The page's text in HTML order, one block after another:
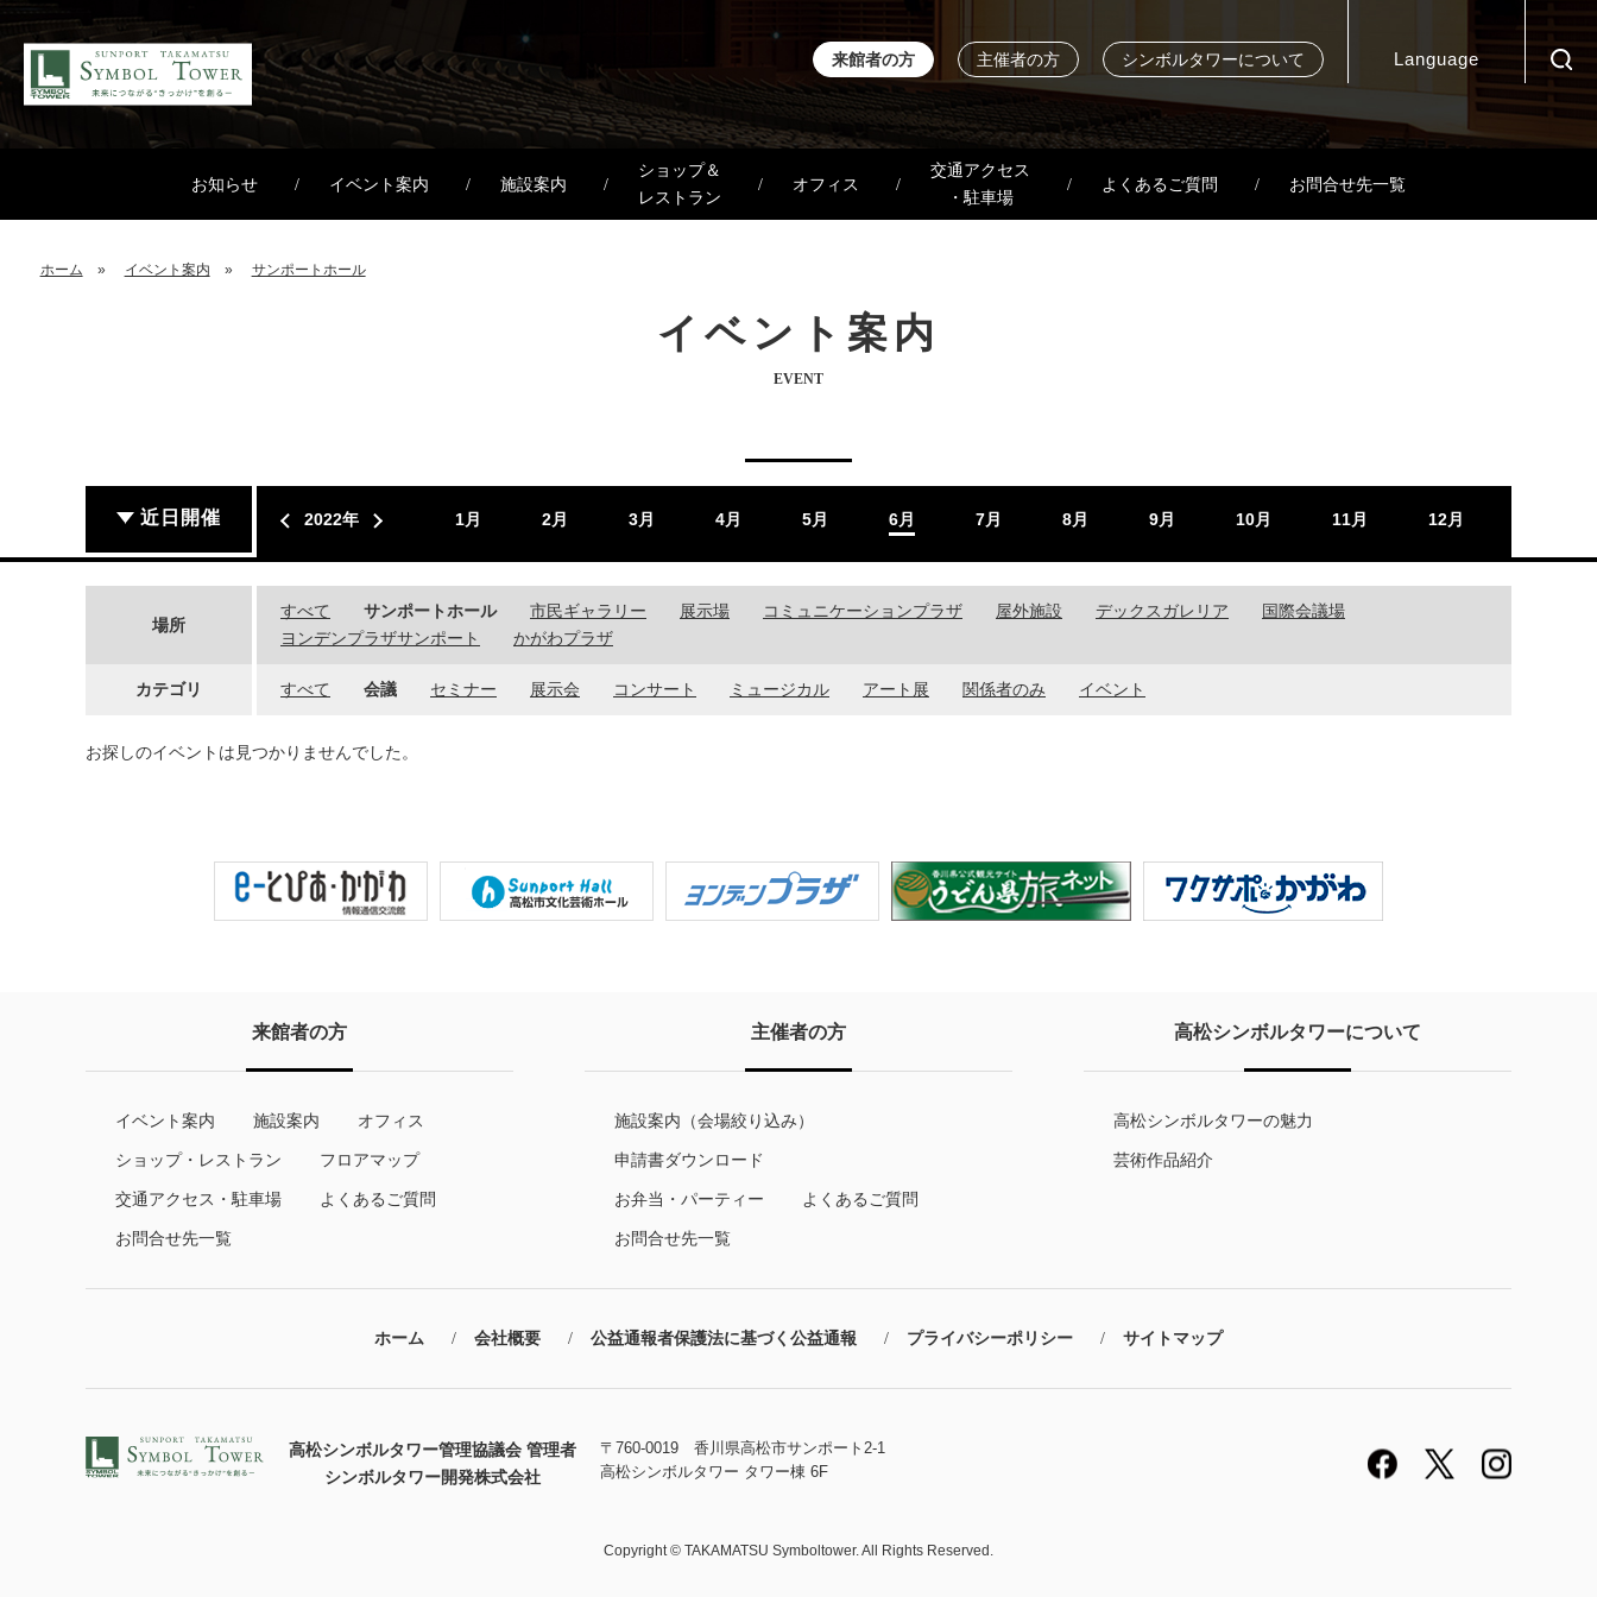
来館者の方 主催者の方 シンボルタワーについて Language
お知らせ イベント案内 施設案内
ショップ＆
レストラン
オフィス
交通アクセス
・駐車場
よくあるご質問 お問合せ先一覧
ホーム イベント案内 サンポートホール
イベント案内
EVENT
近日開催 2022年 1月 2月 3月 4月 5月 6月 7月 8月 9月 10月 11月 12月
場所
すべて サンポートホール 市民ギャラリー 展示場 コミュニケーションプラザ 屋外施設 デックスガレリア
国際会議場
ヨンデンプラザサンポート
かがわプラザ
カテゴリ すべて 会議 セミナー 展示会 コンサート ミュージカル アート展 関係者のみ イベント
お探しのイベントは見つかりませんでした。
来館者の方
イベント案内 施設案内 オフィス
ショップ・レストラン フロアマップ
交通アクセス・駐車場 よくあるご質問
お問合せ先一覧
主催者の方
施設案内（会場絞り込み）
申請書ダウンロード
お弁当・パーティー よくあるご質問
お問合せ先一覧
高松シンボルタワーについて
高松シンボルタワーの魅力
芸術作品紹介
ホーム 会社概要 公益通報者保護法に基づく公益通報 プライバシーポリシー サイトマップ
高松シンボルタワー管理協議会 管理者
シンボルタワー開発株式会社
〒760-0019 香川県高松市サンポート2-1
高松シンボルタワー タワー棟 6F
Copyright © TAKAMATSU Symboltower. All Rights Reserved.